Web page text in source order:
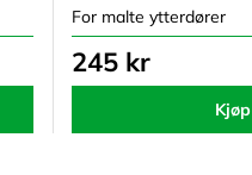
For malte ytterdører
245 kr
Kjøp